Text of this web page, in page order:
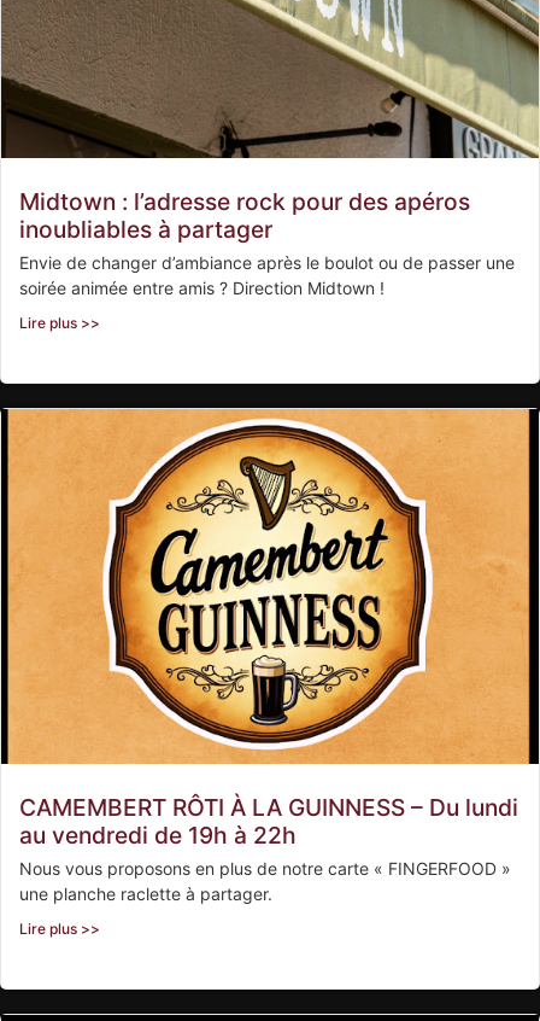
Midtown : l’adresse rock pour des apéros
inoubliables à partager
Envie de changer d’ambiance après le boulot ou de passer une
soirée animée entre amis ? Direction Midtown !
Lire plus >>
CAMEMBERT RÔTI À LA GUINNESS – Du lundi
au vendredi de 19h à 22h
Nous vous proposons en plus de notre carte « FINGERFOOD »
une planche raclette à partager.
Lire plus >>